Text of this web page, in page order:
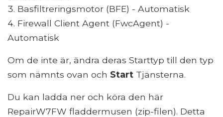
Basfiltreringsmotor (BFE) - Automatisk
Firewall Client Agent (FwcAgent) -
Automatisk
Om de inte är, ändra deras Starttyp till den typ
som nämnts ovan och Start Tjänsterna.
Du kan ladda ner och köra den här
RepairW7FW fladdermusen (zip-filen). Detta